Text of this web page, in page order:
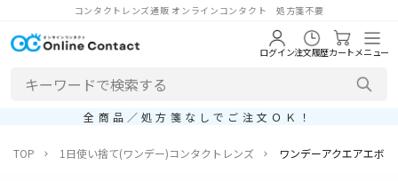
コンタクトレンズ通販 オンラインコンタクト 処方箋不要
ログイン注文履歴カートメニュー
全商品／処方箋なしでご注文ＯＫ！
TOP 1日使い捨て(ワンデー)コンタクトレンズ ワンデーアクエアエボ